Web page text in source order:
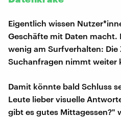
Eigentlich wissen
Geschäfte mit Daten macht.
wenig am Surfverhalten: Die
Suchanfragen nimmt weiter
Damit könnte bald Schluss
Leute lieber visuelle
gibt es gutes Mittagessen?"